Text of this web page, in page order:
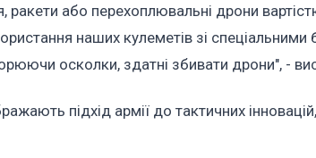
або перехоплювальні дрони
наших кулеметів зі спеціальними
осколки, здатні збивати дрони", -
підхід армії до тактичних